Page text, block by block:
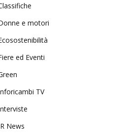
e motori
ed Eventi
TV
News